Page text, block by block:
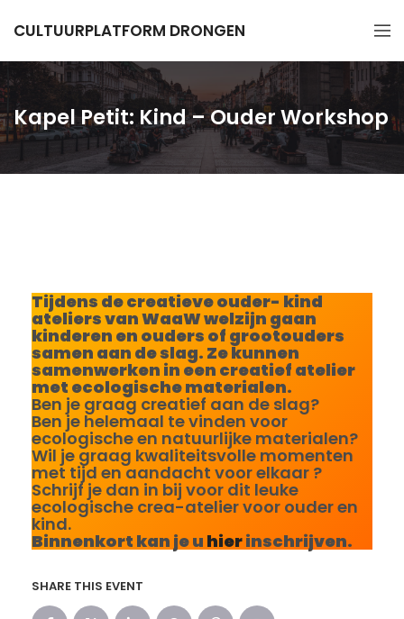
CULTUURPLATFORM DRONGEN
Kapel Petit: Kind – Ouder Workshop
Tijdens de creatieve ouder- kind
ateliers van WaaW welzijn gaan
kinderen en ouders of grootouders
samen aan de slag. Ze kunnen
samenwerken in een creatief atelier
met ecologische materialen.
Ben je graag creatief aan de slag?
Ben je helemaal te vinden voor
ecologische en natuurlijke materialen?
Wil je graag kwaliteitsvolle momenten
met tijd en aandacht voor elkaar ?
Schrijf je dan in bij voor dit leuke
ecologische crea-atelier voor ouder en
kind.
Binnenkort kan je u hierinschrijven.
SHARE THIS EVENT